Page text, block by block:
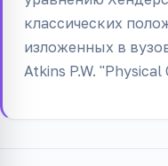
классических
изложенных в
Atkins P.W.